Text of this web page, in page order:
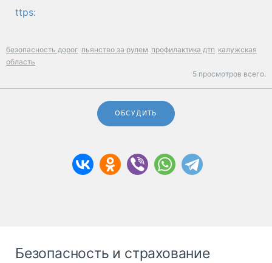
ttps:
безопасность дорог пьянство за рулем профилактика дтп калужская
область
5 просмотров всего.
ОБСУДИТЬ
Безопасность и страхование